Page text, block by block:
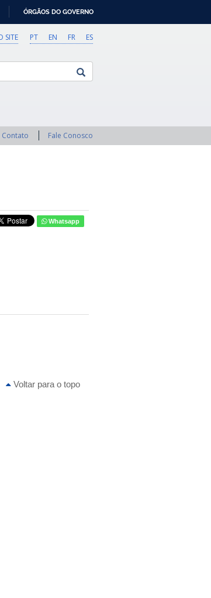
ÓRGÃOS DO GOVERNO
PT EN FR ES
SITE
Contato Fale Conosco
Whatsapp
Voltar para o topo